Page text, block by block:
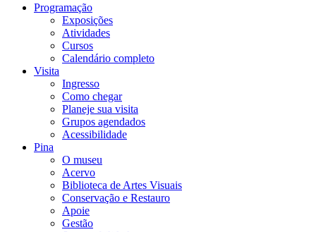
Programação
Exposições
Atividades
Cursos
Calendário completo
Visita
Ingresso
Como chegar
Planeje sua visita
Grupos agendados
Acessibilidade
Pina
O museu
Acervo
Biblioteca de Artes Visuais
Conservação e Restauro
Apoie
Gestão